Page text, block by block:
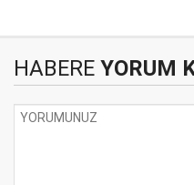
HABERE YORUM